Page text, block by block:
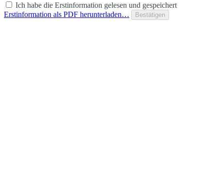
Ich habe die Erstinformation gelesen und gespeichert
Erstinformation als PDF herunterladen…
Bestätigen